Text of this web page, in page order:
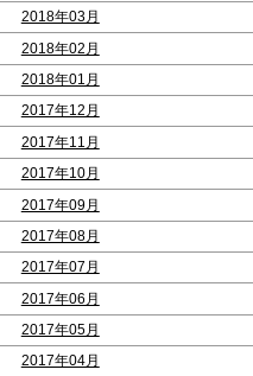
2018年03月
2018年02月
2018年01月
2017年12月
2017年11月
2017年10月
2017年09月
2017年08月
2017年07月
2017年06月
2017年05月
2017年04月